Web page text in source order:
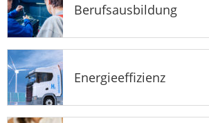
Berufsausbildung
Energieeffizienz